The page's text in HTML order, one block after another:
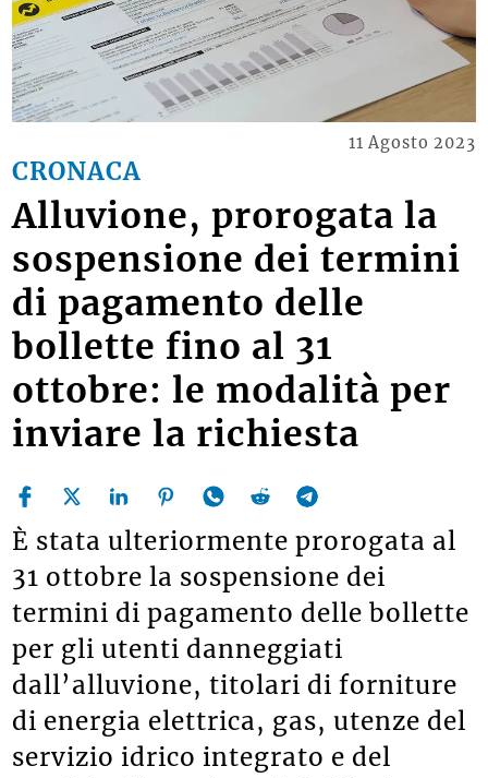
CRONACA
11 Agosto 2023
Alluvione, prorogata la
sospensione dei termini
di pagamento delle
bollette fino al 31
ottobre: le modalità per
inviare la richiesta
È stata ulteriormente prorogata al
31 ottobre la sospensione dei
termini di pagamento delle bollette
per gli utenti danneggiati
dall’alluvione, titolari di forniture
di energia elettrica, gas, utenze del
servizio idrico integrato e del